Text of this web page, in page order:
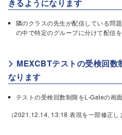
きるようになります
隣のクラスの先生が配信している問
の中で特定のグループに分けて配信
MEXCBTテストの受検回数
なります
テストの受検回数制限をL-Gateの画
（2021.12.14, 13:18 表現を一部修正し